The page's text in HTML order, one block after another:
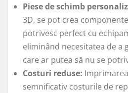
Piese de schimb
3D, se pot crea
potrivesc perfect cu
eliminând necesitatea de a
care ar putea să nu se
Costuri reduse:
semnificativ costurile de